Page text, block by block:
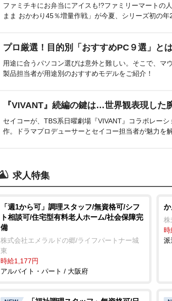
ファミチキにお弁当にアイスも!?ファミリーマートの
まま おかわり45％増量作戦」が今夏、シリーズ初の年
プロ厳選！目的別「おすすめPC９選」と
用途に合うパソコン選びは意外と難しい。そこで、マ
製品担当者が用途別のおすすめモデルをご紹介！
『VIVANT』続編の鍵は…世界観表現した
セイコーが、TBS系日曜劇場『VIVANT』コラボレーシ
作。ドラマプロデューサーとセイコー担当者が魅力を解
求人特集
「週1から可」調理スタッフ/無資格可/シフ
ト相談可/住宅型有料老人ホーム/社会保障完
備
株式会社エメラルドの郷/ライフパートナー城
東
時給1,177円
アルバイト・パート / 大阪府
株
時
派